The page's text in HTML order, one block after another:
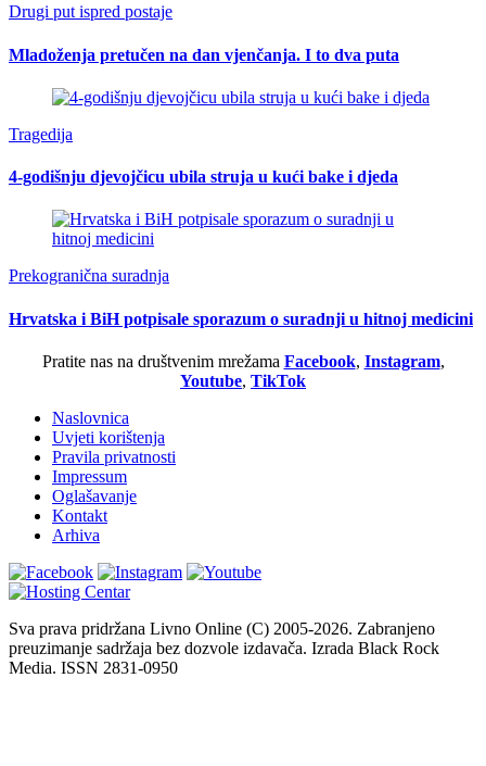
Drugi put ispred postaje
Mladoženja pretučen na dan vjenčanja. I to dva puta
Tragedija
4-godišnju djevojčicu ubila struja u kući bake i djeda
Prekogranična suradnja
Hrvatska i BiH potpisale sporazum o suradnji u hitnoj medicini
Pratite nas na društvenim mrežama Facebook, Instagram,
Youtube, TikTok
Naslovnica
Uvjeti korištenja
Pravila privatnosti
Impressum
Oglašavanje
Kontakt
Arhiva
Sva prava pridržana Livno Online (C) 2005-2026. Zabranjeno
preuzimanje sadržaja bez dozvole izdavača. Izrada Black Rock
Media. ISSN 2831-0950